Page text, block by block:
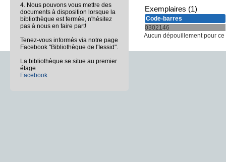
Exemplaires (1)
Code-barres
0302146
Aucun dépouillement pour ce
4. Nous pouvons vous mettre des
documents à disposition lorsque la
bibliothèque est fermée, n'hésitez
pas à nous en faire part!
Tenez-vous informés via notre page
Facebook "Bibliothèque de l'Iessid".
La bibliothèque se situe au premier
étage
Facebook